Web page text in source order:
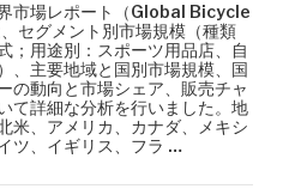
市場レポート（Global Bicycle
セグメント別市場規模（種類
；用途別：スポーツ用品店、自
、主要地域と国別市場規模、国
の動向と市場シェア、販売チャ
て詳細な分析を行いました。地
米、アメリカ、カナダ、メキシ
ツ、イギリス、フラ …